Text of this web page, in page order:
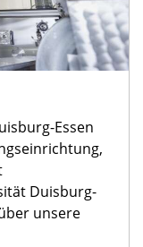
Essen
Duisburg-
unsere